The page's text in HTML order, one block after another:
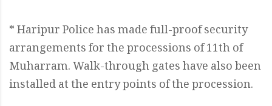
* Haripur Police has made full-proof security
arrangements for the processions of 11th of
Muharram. Walk-through gates have also been
installed at the entry points of the procession.